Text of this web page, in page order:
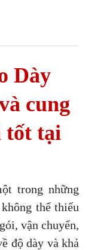
Dày
cung
tốt tại
trong những
thể thiếu
vận chuyển,
độ dày và khả